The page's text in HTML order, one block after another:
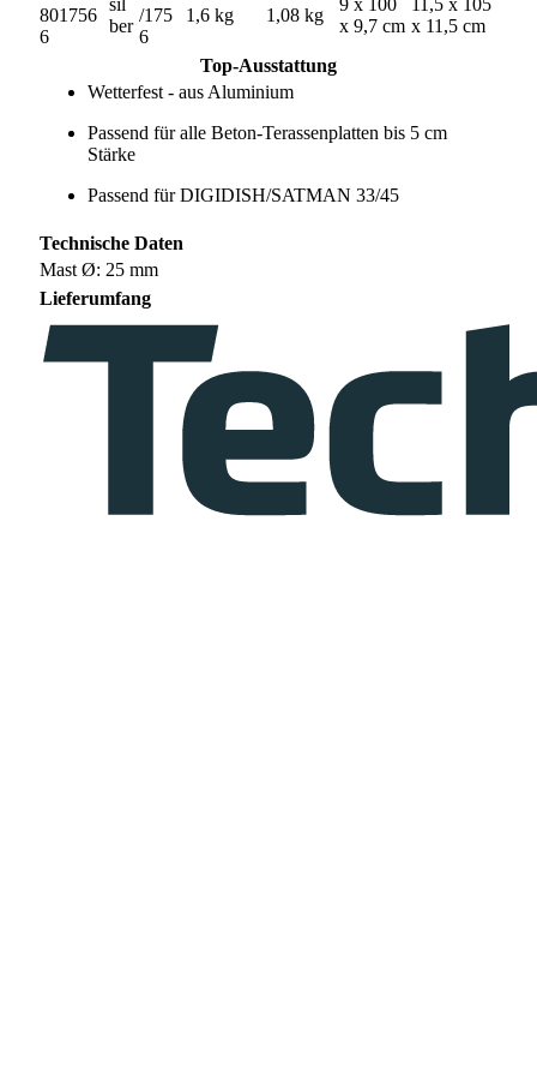
801756
6
sil
ber
/175
6
1,6 kg 1,08 kg
9 x 100
x 9,7 cm
11,5 x 105
x 11,5 cm
Top-Ausstattung
Wetterfest - aus Aluminium
Passend für alle Beton-Terassenplatten bis 5 cm
Stärke
Passend für DIGIDISH/SATMAN 33/45
Technische Daten
Mast Ø: 25 mm
Lieferumfang